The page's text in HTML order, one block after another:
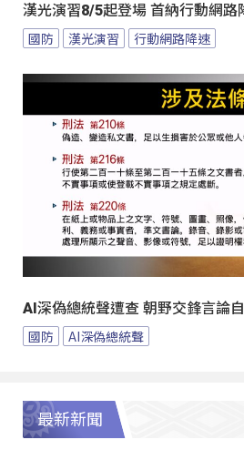
漢光演習8/5起登場 首納行動網路
國防 漢光演習 行動網路降速
AI深偽總統聲遭查 朝野交鋒言論
國防 AI深偽總統聲
最新新聞